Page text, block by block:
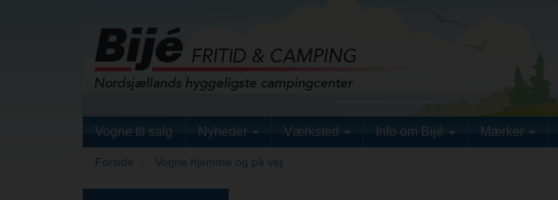
Vogne til salg Nyheder Værksted Info om Bijé Mærker
Forside Vogne hjemme og på vej